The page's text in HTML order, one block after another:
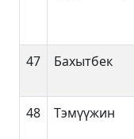
47 Бахытбек
48
Тэмүүжин